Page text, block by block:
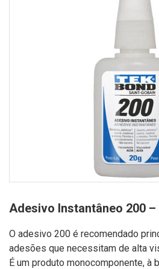
Adesivo Instantâneo 200 –
O adesivo 200 é recomendado
adesões que necessitam de alta
É um produto monocomponente, à